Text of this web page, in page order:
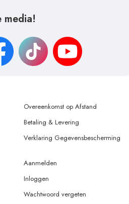
media!
Overeenkomst op Afstand
Betaling & Levering
Verklaring Gegevensbescherming
Aanmelden
Inloggen
Wachtwoord vergeten